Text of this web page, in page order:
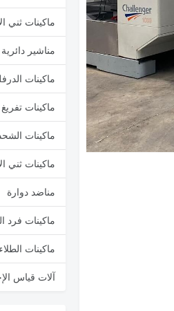
ماكينات ثني
مناشير
ماكينات
ماكينات
ماكينات
ماكينات ثني
مناضد دوارة
ماكينات فرد
ماكينات
آلات قياس